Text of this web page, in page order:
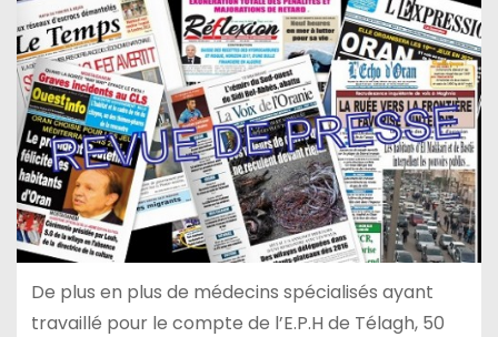
De plus en plus de médecins spécialisés ayant
travaillé pour le compte de l’E.P.H de Télagh, 50